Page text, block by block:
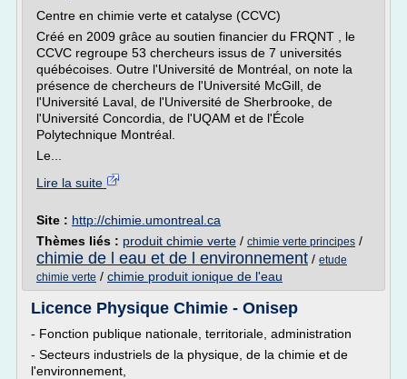
Centre en chimie verte et catalyse (CCVC)
Créé en 2009 grâce au soutien financier du FRQNT , le
CCVC regroupe 53 chercheurs issus de 7 universités
québécoises. Outre l'Université de Montréal, on note la
présence de chercheurs de l'Université McGill, de
l'Université Laval, de l'Université de Sherbrooke, de
l'Université Concordia, de l'UQAM et de l'École
Polytechnique Montréal.
Le...
Lire la suite
Site : http://chimie.umontreal.ca
Thèmes liés : produit chimie verte / chimie verte principes /
chimie de l eau et de l environnement / etude
chimie verte / chimie produit ionique de l'eau
Licence Physique Chimie - Onisep
- Fonction publique nationale, territoriale, administration
- Secteurs industriels de la physique, de la chimie et de
l'environnement,